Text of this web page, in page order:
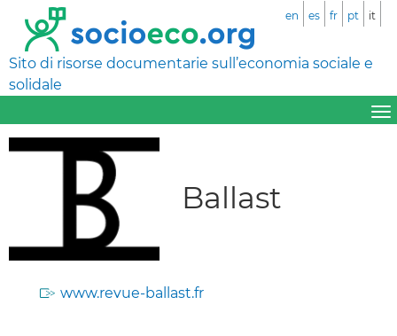
Sito di risorse documentarie sull’economia sociale e
solidale
en es fr pt it
Ballast
www.revue-ballast.fr